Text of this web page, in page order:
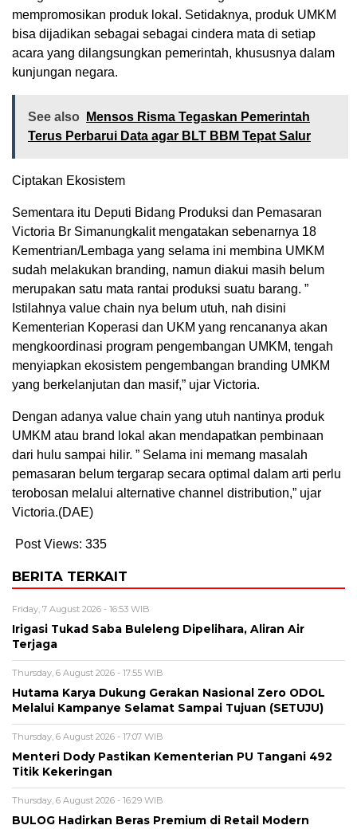
mempromosikan produk lokal. Setidaknya, produk UMKM
bisa dijadikan sebagai sebagai cindera mata di setiap
acara yang dilangsungkan pemerintah, khususnya dalam
kunjungan negara.
See also
Mensos Risma Tegaskan Pemerintah
Terus Perbarui Data agar BLT BBM Tepat Salur
Ciptakan Ekosistem
Sementara itu Deputi Bidang Produksi dan Pemasaran
Victoria Br Simanungkalit mengatakan sebenarnya 18
Kementrian/Lembaga yang selama ini membina UMKM
sudah melakukan branding, namun diakui masih belum
merupakan satu mata rantai produksi suatu barang. ”
Istilahnya value chain nya belum utuh, nah disini
Kementerian Koperasi dan UKM yang rencananya akan
mengkoordinasi program pengembangan UMKM, tengah
menyiapkan ekosistem pengembangan branding UMKM
yang berkelanjutan dan masif,” ujar Victoria.
Dengan adanya value chain yang utuh nantinya produk
UMKM atau brand lokal akan mendapatkan pembinaan
dari hulu sampai hilir. ” Selama ini memang masalah
pemasaran belum tergarap secara optimal dalam arti perlu
terobosan melalui alternative channel distribution,” ujar
Victoria.(DAE)
Post Views: 335
BERITA TERKAIT
Friday, 7 August 2026 - 16:53 WIB
Irigasi Tukad Saba Buleleng Dipelihara, Aliran Air
Terjaga
Thursday, 6 August 2026 - 17:55 WIB
Hutama Karya Dukung Gerakan Nasional Zero ODOL
Melalui Kampanye Selamat Sampai Tujuan (SETUJU)
Thursday, 6 August 2026 - 17:07 WIB
Menteri Dody Pastikan Kementerian PU Tangani 492
Titik Kekeringan
Thursday, 6 August 2026 - 16:29 WIB
BULOG Hadirkan Beras Premium di Retail Modern